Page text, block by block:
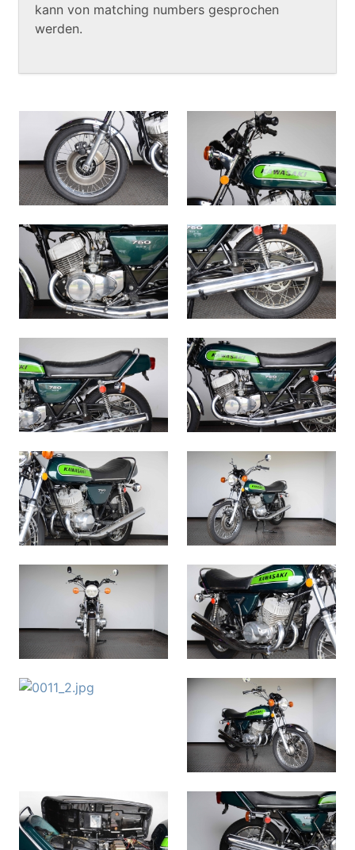
kann von matching numbers gesprochen
werden.